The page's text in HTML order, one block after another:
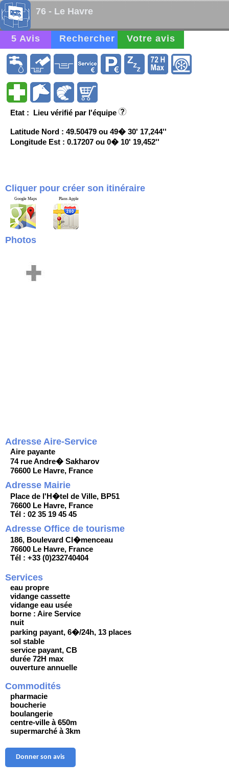
76 - Le Havre
5 Avis Rechercher Votre avis
Etat : Lieu vérifié par l'équipe
Latitude Nord : 49.50479 ou 49� 30' 17,244''
Longitude Est : 0.17207 ou 0� 10' 19,452''
Cliquer pour créer son itinéraire
Google Maps Plans Apple
Photos
Adresse Aire-Service
Aire payante
74 rue Andre� Sakharov
76600 Le Havre, France
Adresse Mairie
Place de l'H�tel de Ville, BP51
76600 Le Havre, France
Tél : 02 35 19 45 45
Adresse Office de tourisme
186, Boulevard Cl�menceau
76600 Le Havre, France
Tél : +33 (0)232740404
Services
eau propre
vidange cassette
vidange eau usée
borne : Aire Service
nuit
parking payant, 6�/24h, 13 places
sol stable
service payant, CB
durée 72H max
ouverture annuelle
Commodités
pharmacie
boucherie
boulangerie
centre-ville à 650m
supermarché à 3km
Donner son avis